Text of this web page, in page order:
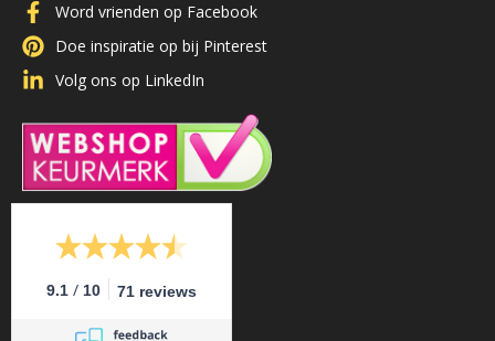
Word vrienden op Facebook
Doe inspiratie op bij Pinterest
Volg ons op LinkedIn
9.1 / 10 71 reviews